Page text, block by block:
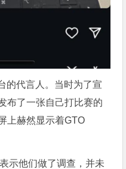
的代言人。当时为了宣
布了一张自己打比赛的
上赫然显示着GTO
示他们做了调查，并未